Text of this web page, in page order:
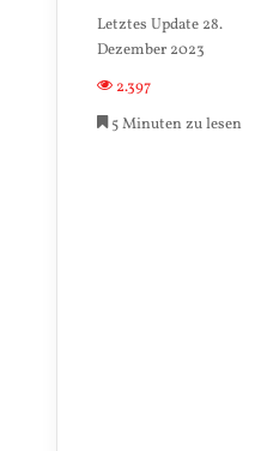
Letztes Update 28.
Dezember 2023
2.397
5 Minuten zu lesen